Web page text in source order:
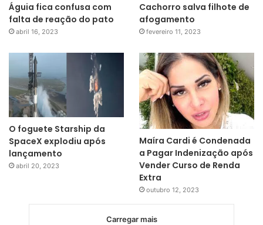
Águia fica confusa com
falta de reação do pato
abril 16, 2023
Cachorro salva filhote de
afogamento
fevereiro 11, 2023
O foguete Starship da
SpaceX explodiu após
lançamento
abril 20, 2023
Maíra Cardi é Condenada
a Pagar Indenização após
Vender Curso de Renda
Extra
outubro 12, 2023
Carregar mais